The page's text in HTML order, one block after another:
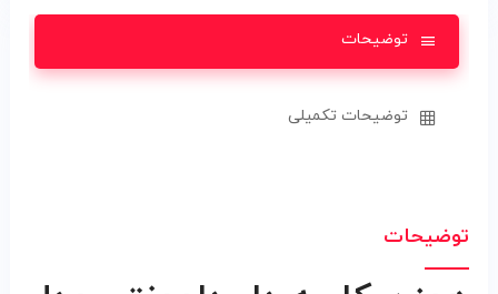
توضیحات
توضیحات تکمیلی
توضیحات